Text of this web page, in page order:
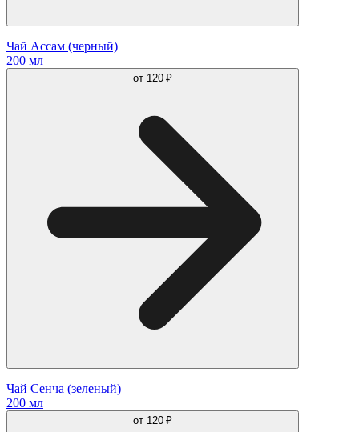
Чай Ассам (черный)
200 мл
от 120 ₽
Чай Сенча (зеленый)
200 мл
от 120 ₽